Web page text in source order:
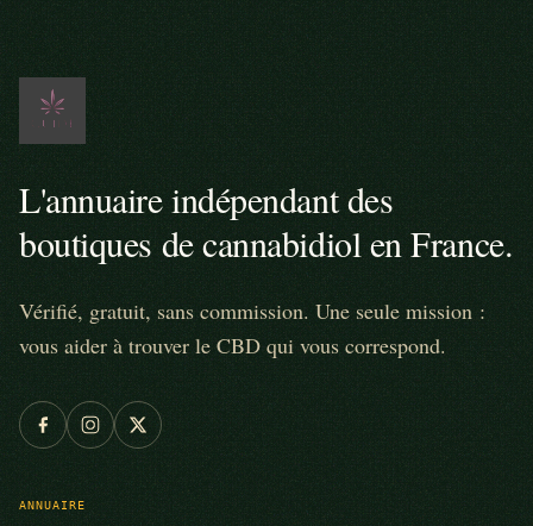
L'annuaire indépendant des
boutiques de cannabidiol en France.
Vérifié, gratuit, sans commission. Une seule mission :
vous aider à trouver le CBD qui vous correspond.
ANNUAIRE